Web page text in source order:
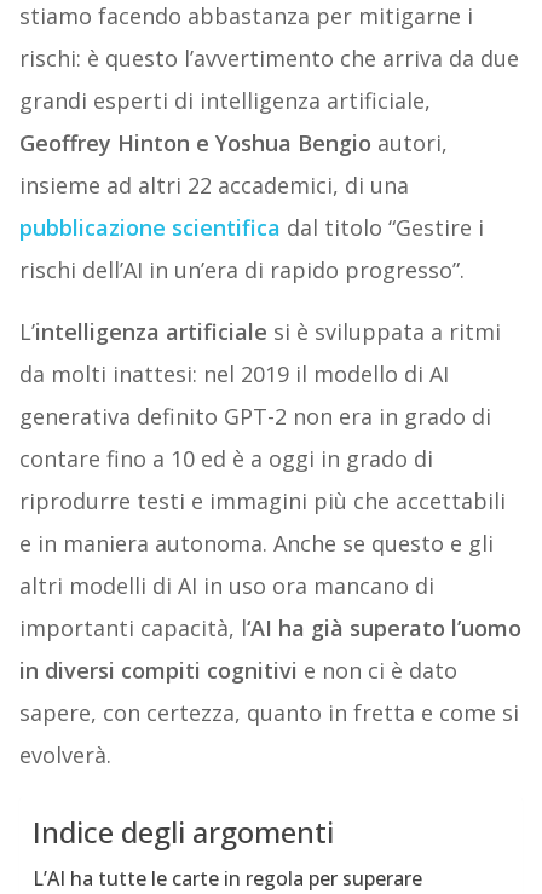
stiamo facendo abbastanza per mitigarne i
rischi: è questo l’avvertimento che arriva da due
grandi esperti di intelligenza artificiale,
Geoffrey Hinton e Yoshua Bengio autori,
insieme ad altri 22 accademici, di una
pubblicazione scientifica dal titolo “Gestire i
rischi dell’AI in un’era di rapido progresso”.
L’intelligenza artificiale si è sviluppata a ritmi
da molti inattesi: nel 2019 il modello di AI
generativa definito GPT-2 non era in grado di
contare fino a 10 ed è a oggi in grado di
riprodurre testi e immagini più che accettabili
e in maniera autonoma. Anche se questo e gli
altri modelli di AI in uso ora mancano di
importanti capacità, l‘AI ha già superato l’uomo
in diversi compiti cognitivi e non ci è dato
sapere, con certezza, quanto in fretta e come si
evolverà.
Indice degli argomenti
L’AI ha tutte le carte in regola per superare